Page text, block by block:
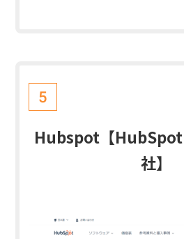
5
Hubspot【
社】